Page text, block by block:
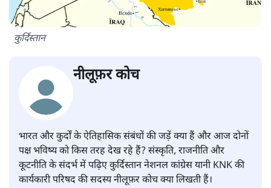
कुर्दिस्तान
नीलूफ़र कोच
भारत और कुर्दों के ऐतिहासिक संबंधों की जड़ें क्या हैं और आज दोनों
पक्ष भविष्य को किस तरह देख रहे हैं? संस्कृति, राजनीति और
कूटनीति के संदर्भ में पढ़िए कुर्दिस्तान नेशनल कांग्रेस यानी KNK की
कार्यकारी परिषद की सदस्य नीलूफ़र कोच क्या लिखती हैं।